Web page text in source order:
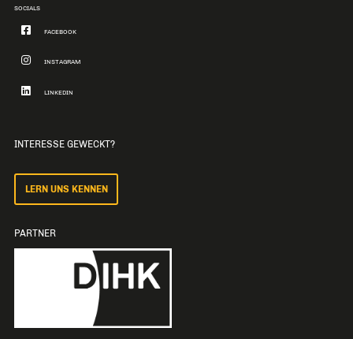
SOCIALS
FACEBOOK
INSTAGRAM
LINKEDIN
INTERESSE GEWECKT?
LERN UNS KENNEN
PARTNER